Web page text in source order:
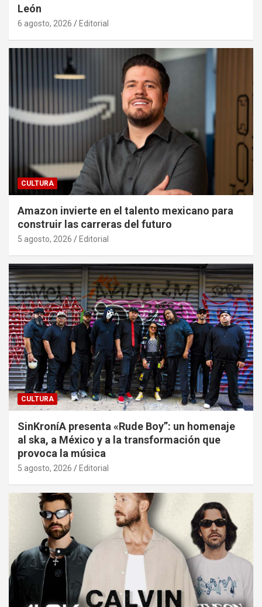
León
6 agosto, 2026 Editorial
CULTURA
Amazon invierte en el talento mexicano para
construir las carreras del futuro
5 agosto, 2026 Editorial
CULTURA
SinKroníA presenta «Rude Boy”: un homenaje
al ska, a México y a la transformación que
provoca la música
5 agosto, 2026 Editorial